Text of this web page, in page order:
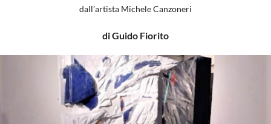
dall’artista Michele Canzoneri
di Guido Fiorito